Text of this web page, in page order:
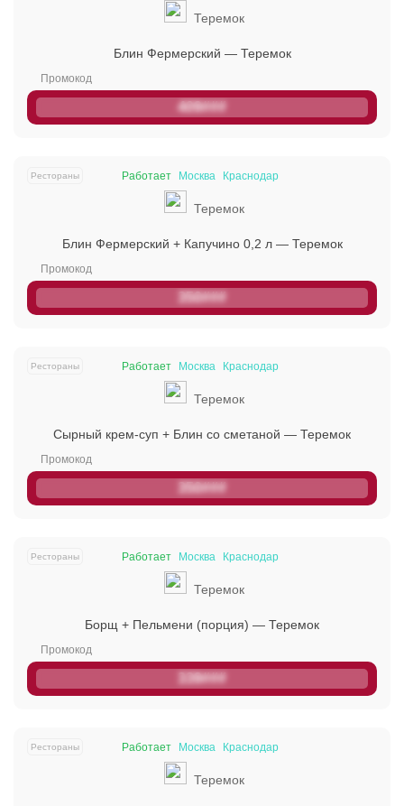
Теремок
Блин Фермерский — Теремок
409###
Работает Москва Краснодар
Теремок
Блин Фермерский + Капучино 0,2 л — Теремок
350###
Рестораны
Работает Москва Краснодар
Теремок
Сырный крем-суп + Блин со сметаной — Теремок
350###
Рестораны
Работает Москва Краснодар
Теремок
Борщ + Пельмени (порция) — Теремок
339###
Рестораны
Работает Москва Краснодар
Теремок
Рестораны
Проверяй акции, делай видео-обзор и зарабатывайт
от 1000 рублей за одно видел.
Можешь предложить свои промокоды для публикации.
Открыть полностью